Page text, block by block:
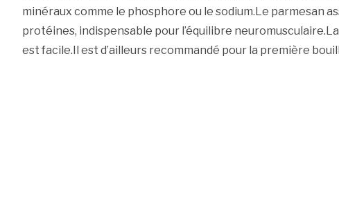
minéraux comme le phosphore ou le sodium.Le parmesan
protéines, indispensable pour l’équilibre
est facile.Il est d’ailleurs recommandé pour la première